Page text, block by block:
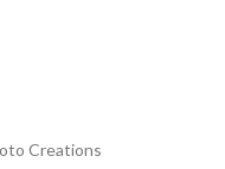
Creations